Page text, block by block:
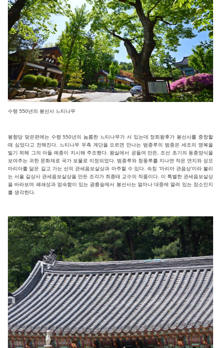
수령 550년의 봉선사 느티나무
봉향당 맞은편에는 수령 550년의 늠름한 느티나무가 서 있는데 정희왕후가 봉선사를 중창할
때 심었다고 전해진다. 느티나무 우측 계단을 오르면 만나는 범종루의 범종은 세조의 명복을
빌기 위해 그의 아들 예종이 지시해 주조했다. 왕실에서 공들여 만든, 조선 초기의 동종양식을
보여주는 귀한 문화재로 국가 보물로 지정되었다. 범종루와 청풍루를 지나면 작은 연지와 성모
마리아를 닮은 길고 가는 선의 관세음보살상과 마주할 수 있다. 속칭 ‘마리아 관음상’이라 불리
는 서울 길상사 관세음보살상을 만든 조각가 최종태 교수의 작품이다. 이 특별한 관세음보살상
을 바라보며 폐쇄성과 엄숙함이 있는 광릉숲에서 봉선사는 얼마나 대중에 열려 있는 장소인지
를 생각한다.